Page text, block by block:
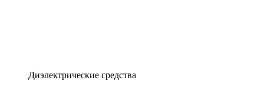
Диэлектрические средства